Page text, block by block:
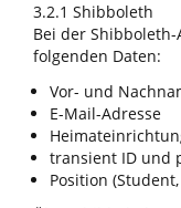
3.2.1 Shibboleth
Bei der
folgenden Daten:
Vor- und
E-Mail-Adresse
transient ID und
Position